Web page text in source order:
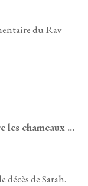
du Rav
les chameaux ...
décès de Sarah.